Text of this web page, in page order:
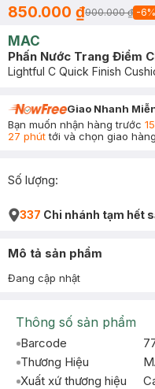
850.000 ₫900.000 ₫ -6%
MAC
Phấn Nước Trang Điểm
Lightful C Quick Finish
Giao Nhanh
Bạn muốn nhận hàng trước
27 phúttới và chọn giao hàng
Số lượng:
337 Chi nhánh tạm hết
Mô tả sản phẩm
Đang cập nhật
Thông số sản phẩm
Barcode
Thương Hiệu
Xuất xứ thương hiệu